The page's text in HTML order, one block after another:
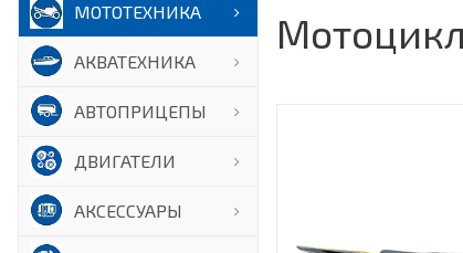
МОТОТЕХНИКА
АКВАТЕХНИКА
АВТОПРИЦЕПЫ
ДВИГАТЕЛИ
АКСЕССУАРЫ